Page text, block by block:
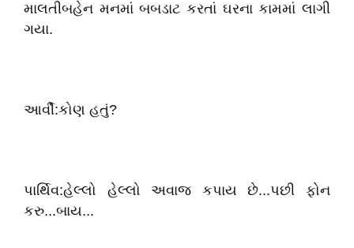
માલતીબહેન મનમાં બબડાટ કરતાં ઘરના કામમાં લાગી
ગયા.
આર્વી:કોણ હતું?
પાર્થિવ:હેલ્લો હેલ્લો અવાજ કપાય છે...પછી ફોન
કરુ...બાય...